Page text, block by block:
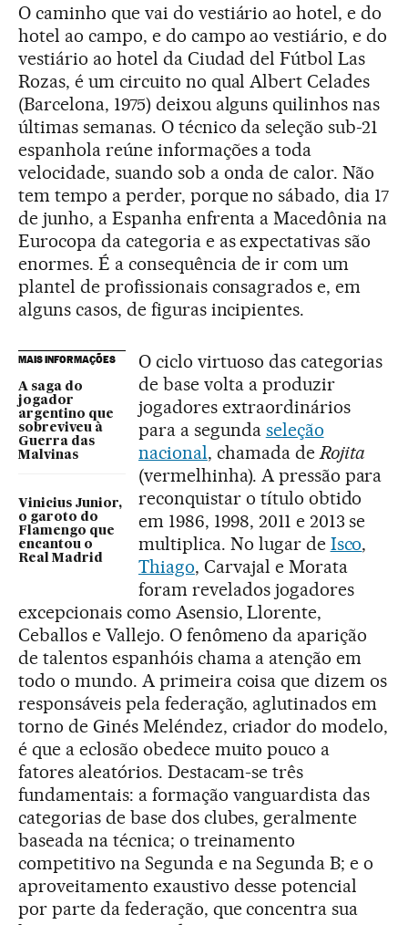
O caminho que vai do vestiário ao hotel, e do
hotel ao campo, e do campo ao vestiário, e do
vestiário ao hotel da Ciudad del Fútbol Las
Rozas, é um circuito no qual Albert Celades
(Barcelona, 1975) deixou alguns quilinhos nas
últimas semanas. O técnico da seleção sub-21
espanhola reúne informações a toda
velocidade, suando sob a onda de calor. Não
tem tempo a perder, porque no sábado, dia 17
de junho, a Espanha enfrenta a Macedônia na
Eurocopa da categoria e as expectativas são
enormes. É a consequência de ir com um
plantel de profissionais consagrados e, em
alguns casos, de figuras incipientes.
MAIS INFORMAÇÕES
A saga do
jogador
argentino que
sobreviveu à
Guerra das
Malvinas
Vinicius Junior,
o garoto do
Flamengo que
encantou o
Real Madrid
O ciclo virtuoso das categorias
de base volta a produzir
jogadores extraordinários
para a segunda seleção
nacional, chamada de Rojita
(vermelhinha). A pressão para
reconquistar o título obtido
em 1986, 1998, 2011 e 2013 se
multiplica. No lugar de Isco,
Thiago, Carvajal e Morata
foram revelados jogadores
excepcionais como Asensio, Llorente,
Ceballos e Vallejo. O fenômeno da aparição
de talentos espanhóis chama a atenção em
todo o mundo. A primeira coisa que dizem os
responsáveis pela federação, aglutinados em
torno de Ginés Meléndez, criador do modelo,
é que a eclosão obedece muito pouco a
fatores aleatórios. Destacam-se três
fundamentais: a formação vanguardista das
categorias de base dos clubes, geralmente
baseada na técnica; o treinamento
competitivo na Segunda e na Segunda B; e o
aproveitamento exaustivo desse potencial
por parte da federação, que concentra sua